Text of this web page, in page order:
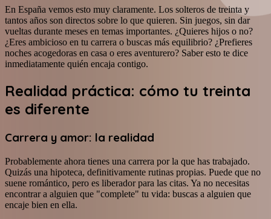
En España vemos esto muy claramente. Los solteros de treinta y
tantos años son directos sobre lo que quieren. Sin juegos, sin dar
vueltas durante meses en temas importantes. ¿Quieres hijos o no?
¿Eres ambicioso en tu carrera o buscas más equilibrio? ¿Prefieres
noches acogedoras en casa o eres aventurero? Saber esto te dice
inmediatamente quién encaja contigo.
Realidad práctica: cómo tu treinta
es diferente
Carrera y amor: la realidad
Probablemente ahora tienes una carrera por la que has trabajado.
Quizás una hipoteca, definitivamente rutinas propias. Puede que no
suene romántico, pero es liberador para las citas. Ya no necesitas
encontrar a alguien que "complete" tu vida: buscas a alguien que
encaje bien en ella.